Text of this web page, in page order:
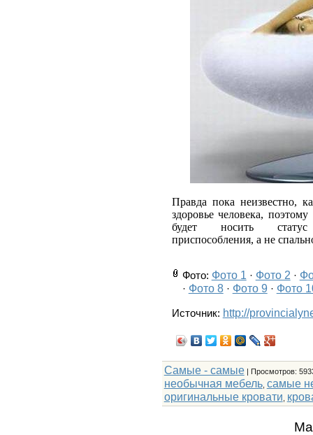
Правда пока неизвестно,
здоровье человека,
будет носить статус
приспособления, а не
Фото: Фото 1 · Фото 2 ·
· Фото 8· Фото 9 · Фото
Источник: http://
Самые - самые| Просмотров:
необычная мебель, самые
оригинальные кровати